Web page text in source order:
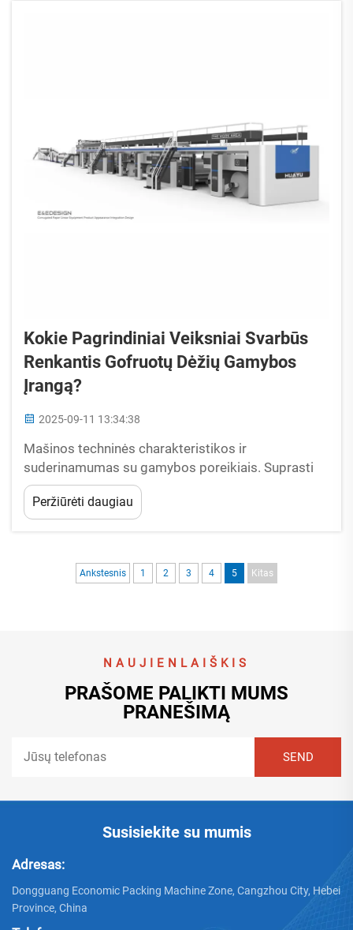
Kokie Pagrindiniai Veiksniai Svarbūs
Renkantis Gofruotų Dėžių Gamybos
Įrangą?
2025-09-11 13:34:38
Mašinos techninės charakteristikos ir
suderinamumas su gamybos poreikiais. Suprasti
pagrindines gofruotų dėžių gamybos mašinų
technines charakteristikas. Gofruotų dėžių
gamybos mašinų pasirinkimas reikalauja tikslaus
operatyvinėmis gamybos reikmėmis.
Peržiūrėti daugiau
Ankstesnis 1 2 3 4 5 Kitas
NAUJIENLAIŠKIS
PRAŠOME PALIKTI MUMS
PRANEŠIMĄ
Susisiekite su mumis
Adresas:
Dongguang Economic Packing Machine Zone, Cangzhou City, Hebei
Province, China